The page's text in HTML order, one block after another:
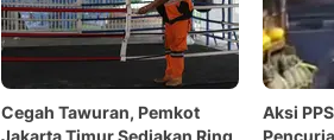
Cegah Tawuran, Pemkot
Jakarta Timur Sediakan Ring
Aksi